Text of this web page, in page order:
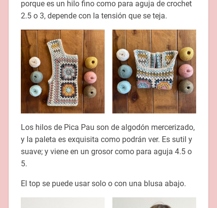
porque es un hilo fino como para aguja de crochet
2.5 o 3, depende con la tensión que se teja.
Los hilos de Pica Pau son de algodón mercerizado,
y la paleta es exquisita como podrán ver. Es sutil y
suave; y viene en un grosor como para aguja 4.5 o
5.
El top se puede usar solo o con una blusa abajo.